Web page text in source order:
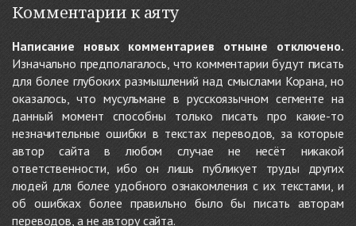
Комментарии к аяту
Написание новых комментариев отныне отключено.
Изначально предполагалось, что комментарии будут писать
для более глубоких размышлений над смыслами Корана, но
оказалось, что мусульмане в русскоязычном сегменте на
данный момент способны только писать про какие-то
незначительные ошибки в текстах переводов, за которые
автор сайта в любом случае не несёт никакой
ответственности, ибо он лишь публикует труды других
людей для более удобного ознакомления с их текстами, и
об ошибках более правильно было бы писать авторам
переводов, а не автору сайта.